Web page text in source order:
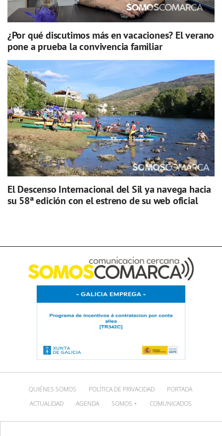
¿Por qué discutimos más en vacaciones? El verano
pone a prueba la convivencia familiar
El Descenso Internacional del Sil ya navega hacia
su 58ª edición con el estreno de su web oficial
QUIÉNES SOMOS POLÍTICA DE PRIVACIDAD
PORTADA
ACTUALIDAD
AGENDA SOMOS + COMUNICADOS